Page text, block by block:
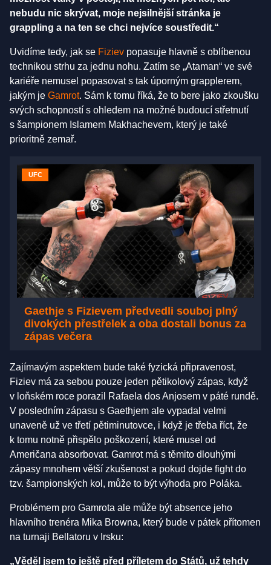
nebudu nic skrývat, moje nejsilnější stránka je
grappling a na ten se chci nejvíce soustředit.“
Uvidíme tedy, jak se Fiziev popasuje hlavně s oblíbenou
technikou strhu za jednu nohu. Zatím se „Ataman“ ve své
kariéře nemusel popasovat s tak úporným grapplerem,
jakým je Gamrot. Sám k tomu říká, že to bere jako zkoušku
svých schopností s ohledem na možné budoucí střetnutí
s šampionem Islamem Makhachevem, který je také
prioritně zemař.
UFC
Gaethje s Fizievem předvedli souboj plný
divokých přestřelek a oba dostali bonus za
zápas večera
Zajímavým aspektem bude také fyzická připravenost,
Fiziev má za sebou pouze jeden pětikolový zápas, když
v loňském roce porazil Rafaela dos Anjosem v páté rundě.
V posledním zápasu s Gaethjem ale vypadal velmi
unaveně už ve třetí pětiminutovce, i když je třeba říct, že
k tomu notně přispělo poškození, které musel od
Američana absorbovat. Gamrot má s těmito dlouhými
zápasy mnohem větší zkušenost a pokud dojde fight do
tzv. šampionských kol, může to být výhoda pro Poláka.
Problémem pro Gamrota ale může být absence jeho
hlavního trenéra Mika Browna, který bude v pátek přítomen
na turnaji Bellatoru v Irsku:
„Věděl jsem to ještě před příletem do Států, už tehdy